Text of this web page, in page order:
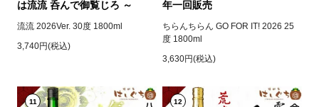
は流流 呑んで御覧じろ ～
流流 2026Ver. 30度 1800ml
3,740円(税込)
年一回販売
ちらんちらん GO FOR IT! 2026 25
度 1800ml
3,630円(税込)
11 12